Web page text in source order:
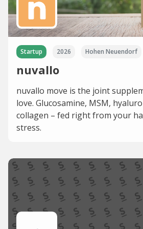
Startup 2026 Hohen Neuendorf
nuvallo
nuvallo move is the joint
love. Glucosamine, MSM,
collagen – fed right from your
stress.